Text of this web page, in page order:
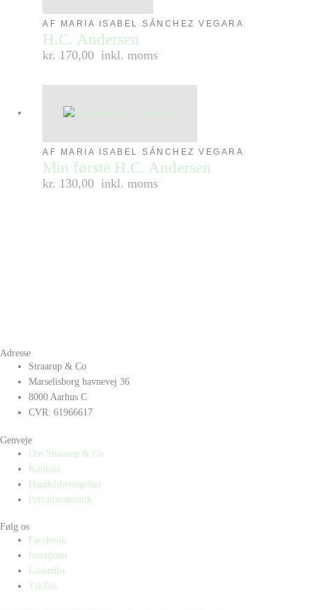
AF MARIA ISABEL SÁNCHEZ VEGARA
H.C. Andersen
kr. 170,00 inkl. moms
AF MARIA ISABEL SÁNCHEZ VEGARA
Min første H.C. Andersen
kr. 130,00 inkl. moms
Adresse
Straarup & Co
Marselisborg havnevej 36
8000 Aarhus C
CVR: 61966617
Genveje
Om Straarup & Co
Kontakt
Handelsbetingelser
Privatlivspolitik
Følg os
Facebook
Instagram
LinkedIn
TikTok